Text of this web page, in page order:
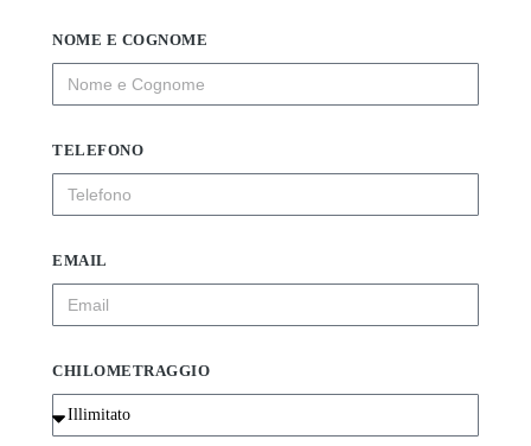
NOME E COGNOME
TELEFONO
EMAIL
CHILOMETRAGGIO